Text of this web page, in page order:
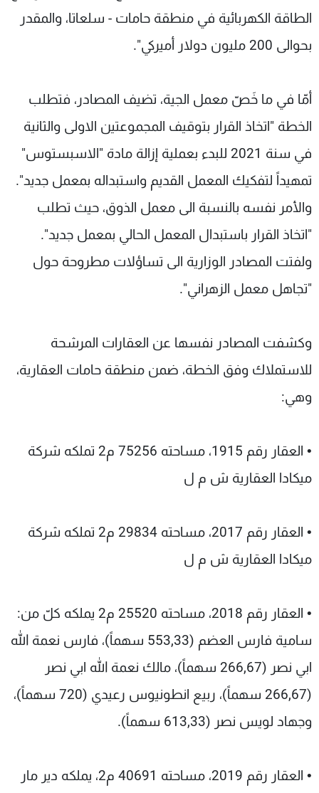
الطاقة الكهربائية في منطقة حامات - سلعاتا، والمقدر
بحوالى 200 مليون دولار أميركي".
أمّا في ما خَصّ معمل الجية، تضيف المصادر، فتطلب
الخطة "اتخاذ القرار بتوقيف المجموعتين الاولى والثانية
في سنة 2021 للبدء بعملية إزالة مادة "الاسبستوس"
تمهيداً لتفكيك المعمل القديم واستبداله بمعمل جديد".
والأمر نفسه بالنسبة الى معمل الذوق، حيث تطلب
"اتخاذ القرار باستبدال المعمل الحالي بمعمل جديد".
ولفتت المصادر الوزارية الى تساؤلات مطروحة حول
"تجاهل معمل الزهراني".
وكشفت المصادر نفسها عن العقارات المرشحة
للاستملاك وفق الخطة، ضمن منطقة حامات العقارية،
وهي:
• العقار رقم 1915، مساحته 75256 م2 تملكه شركة
ميكادا العقارية ش م ل
• العقار رقم 2017، مساحته 29834 م2 تملكه شركة
ميكادا العقارية ش م ل
• العقار رقم 2018، مساحته 25520 م2 يملكه كلّ من:
سامية فارس العضم (553,33 سهماً)، فارس نعمة الله
ابي نصر (266,67 سهماً)، مالك نعمة الله ابي نصر
(266,67 سهماً)، ربيع انطونيوس رعيدي (720 سهماً)،
وجهاد لويس نصر (613,33 سهماً).
• العقار رقم 2019، مساحته 40691 م2، يملكه دير مار